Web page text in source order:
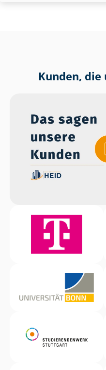
Kunden,